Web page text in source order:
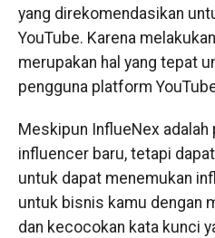
yang direkomendasikan
YouTube. Karena
merupakan hal yang tepat
pengguna platform
Meskipun InflueNex
influencer baru, tetapi
untuk dapat menemukan
untuk bisnis kamu dengan
dan kecocokan kata kunci